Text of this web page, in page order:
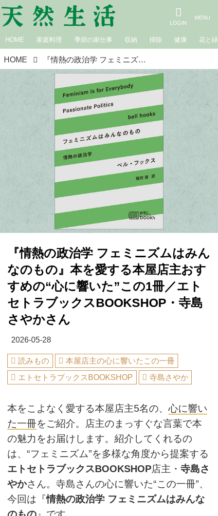
HOME 家庭料理 季節の家仕事 収納 掃除 健康 花と緑
HOME 『情熱の政治学 フェミニズムはみんなのもの』本を愛する本屋店主おすすめの“心に響いた”この1冊／エトセトラブックスBOOKSHOP・寺島さやかさん
『情熱の政治学 フェミニズムはみん
なのもの』本を愛する本屋店主おす
すめの“心に響いた”この1冊／エト
セトラブックスBOOKSHOP・寺島
さやかさん
2026-05-28
読みもの
本屋店主の心に響いたこの一冊
エトセトラブックスBOOKSHOP
寺島さやか
本をこよなく愛する本屋店主5名の、心に響い
た一冊をご紹介。店主のまっすぐな言葉で本
の魅力をお届けします。紹介してくれるの
は、“フェミニズム”を多様な角度から提案する
エトセトラブックスBOOKSHOP店主・ 寺島さ
やかさん。寺島さんの心に響いた“この一冊”、
今回は『情熱の政治学 フェミニズムはみんな